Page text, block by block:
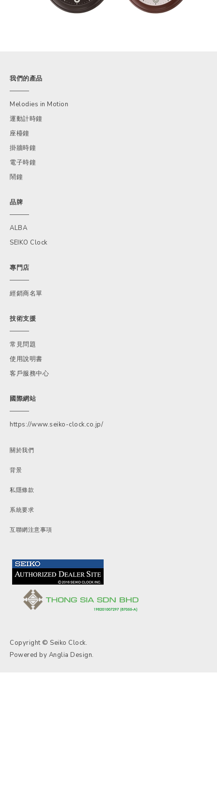
我們的產品
Melodies in Motion
運動計時鐘
座檯鐘
掛牆時鐘
電子時鐘
鬧鐘
品牌
ALBA
SEIKO Clock
專門店
經銷商名單
技術支援
常見問題
使用說明書
客戶服務中心
國際網站
https://www.seiko-clock.co.jp/
關於我們
背景
私隱條款
系統要求
互聯網注意事項
Copyright © Seiko Clock.
Powered by Anglia Design.